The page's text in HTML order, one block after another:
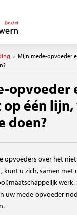
› Mijn mede-opvoeder
opvoeder
één lijn,
doen?
opvoeders over het
kunt u zich, samen met
werk.
uw mede-opvoeder